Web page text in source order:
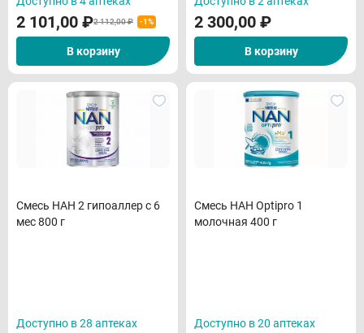
2 112,00 ₽
2 101,00 ₽ -1%
В корзину
2 300,00 ₽
В корзину
Смесь НАН 2 гипоаллер с 6
мес 800 г
Доступно в 28 аптеках
Смесь НАН Optipro 1
молочная 400 г
Доступно в 20 аптеках